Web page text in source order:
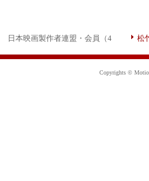
日本映画製作者連盟・会員（4
松
Copyrights ©